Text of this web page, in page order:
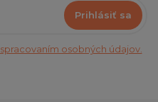
Prihlásiť sa
spracovaním osobných údajov.